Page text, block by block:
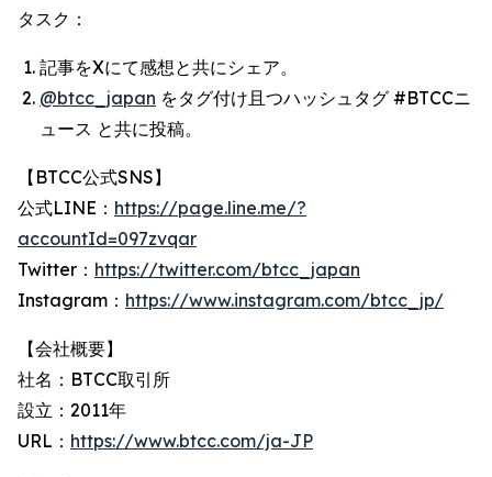
タスク：
記事をXにて感想と共にシェア。
@btcc_japan をタグ付け且つハッシュタグ #BTCCニ
ュース と共に投稿。
【BTCC公式SNS】
公式LINE： https://page.line.me/?
accountId=097zvqar
Twitter： https://twitter.com/btcc_japan
Instagram： https://www.instagram.com/btcc_jp/
【会社概要】
社名：BTCC取引所
設立：2011年
URL： https://www.btcc.com/ja-JP